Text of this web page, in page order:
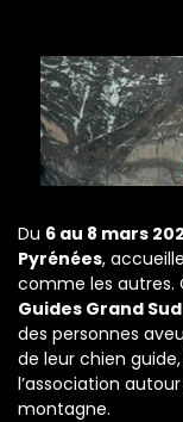
Du 6 au 8 mars
Pyrénées,
comme les autres.
Guides Grand
des personnes
de leur chien
l’association
montagne.